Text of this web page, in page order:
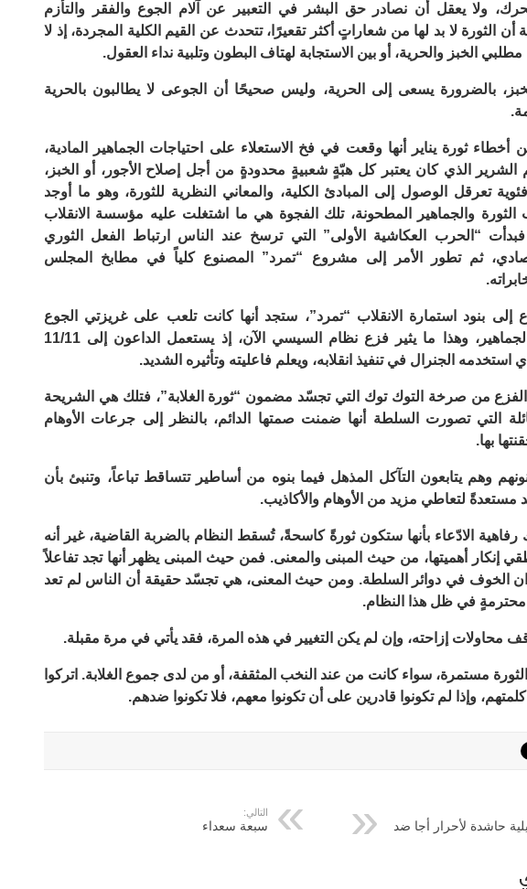
ولا يعقل أن نصادر حق البشر في التعبير عن آلام الجوع والفقر والتأزم
أن الثورة لا بد لها من شعاراتٍ أكثر تقعيرًا، تتحدث عن القيم الكلية المجردة، إذ لا
الخبز والحرية، أو بين الاستجابة لهتاف البطون وتلبية نداء العقول.
بالضرورة يسعى إلى الحرية، وليس صحيحًا أن الجوعى لا يطالبون بالحرية
ثورة يناير أنها وقعت في فخ الاستعلاء على احتياجات الجماهير المادية،
الشرير الذي كان يعتبر كل هبّةٍ شعبيةٍ محدودةٍ من أجل إصلاح الأجور، أو الخبز،
تعرقل الوصول إلى المبادئ الكلية، والمعاني النظرية للثورة، وهو ما أوجد
والجماهير المطحونة، تلك الفجوة هي ما اشتغلت عليه مؤسسة الانقلاب
فبدأت “الحرب العكاشية الأولى” التي ترسخ عند الناس ارتباط الفعل الثوري
ثم تطور الأمر إلى مشروع “تمرد” المصنوع كلياً في مطابخ المجلس
إلى بنود استمارة الانقلاب “تمرد”، ستجد أنها كانت تلعب على غريزتي الجوع
والخوف عند الجماهير، وهذا ما يثير فزع نظام السيسي الآن، إذ يستعمل الداعون إلى 11/11
استخدمه الجنرال في تنفيذ انقلابه، ويعلم فاعليته وتأثيره الشديد.
من صرخة التوك توك التي تجسّد مضمون “ثورة الغلابة”، فتلك هي الشريحة
التي تصورت السلطة أنها ضمنت صمتها الدائم، بالنظر إلى جرعات الأوهام
بها.
وهم يتابعون التآكل المذهل فيما بنوه من أساطير تتساقط تباعاً، وتنبئ بأن
مستعدةً لتعاطي مزيد من الأوهام والأكاذيب.
رفاهية الادّعاء بأنها ستكون ثورةً كاسحةً، تُسقط النظام بالضربة القاضية، غير أنه
إنكار أهميتها، من حيث المبنى والمعنى. فمن حيث المبنى يظهر أنها تجد تفاعلاً
الخوف في دوائر السلطة. ومن حيث المعنى، هي تجسّد حقيقة أن الناس لم تعد
محترمةٍ في ظل هذا النظام.
محاولات إزاحته، وإن لم يكن التغيير في هذه المرة، فقد يأتي في مرة مقبلة.
مستمرة، سواء كانت من عند النخب المثقفة، أو من لدى جموع الغلابة. اتركوا
كلمتهم، وإذا لم تكونوا قادرين على أن تكونوا معهم، فلا تكونوا ضدهم.
حاشدة لأحرار أجا ضد
التالي:
سبعة سعداء